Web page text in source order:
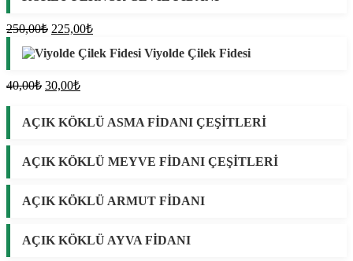
250,00₺ Orijinal
250,00₺.
225,00₺Şu
fiyat:
Viyolde Çilek Fidesi
40,00₺ Orijinal
40,00₺.
30,00₺Şu
30,00₺.
AÇIK KÖKLÜ ASMA FİDANI ÇEŞİTLERİ
AÇIK KÖKLÜ MEYVE FİDANI ÇEŞİTLERİ
AÇIK KÖKLÜ ARMUT FİDANI
AÇIK KÖKLÜ AYVA FİDANI